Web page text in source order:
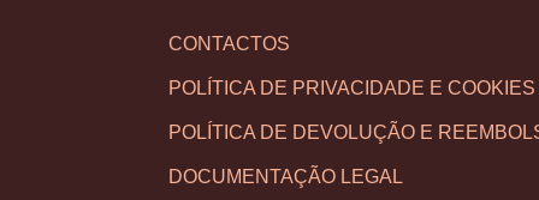
CONTACTOS
POLÍTICA DE PRIVACIDADE E COOKIES
POLÍTICA DE DEVOLUÇÃO E
DOCUMENTAÇÃO LEGAL